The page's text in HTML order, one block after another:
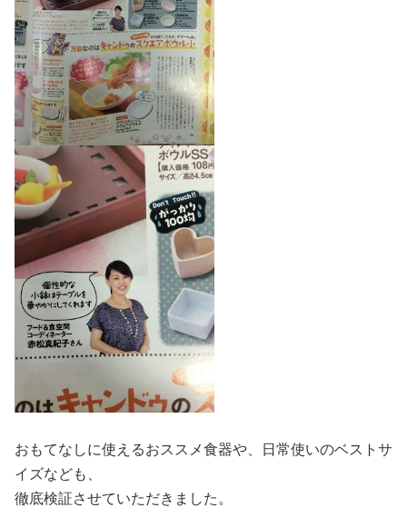
おもてなしに使えるおススメ食器や、
日常使いのベストサ
イズなども、
徹底検証させていただきました。